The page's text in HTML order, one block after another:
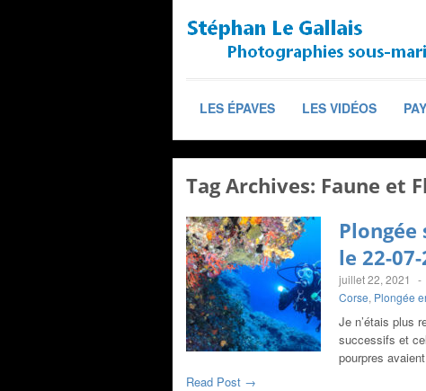
LES ÉPAVES LES VIDÉOS
Tag Archives: Faune et
le 22-07-
juillet 22, 2021 -
Corse, Plongée
Je n’étais plus
successifs et
pourpres
Read Post →